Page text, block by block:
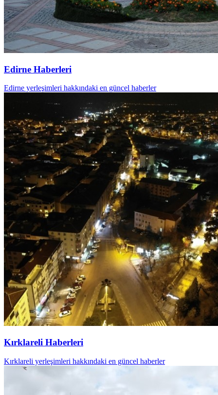
Edirne Haberleri
Edirne yerleşimleri hakkındaki en güncel haberler
Kırklareli Haberleri
Kırklareli yerleşimleri hakkındaki en güncel haberler